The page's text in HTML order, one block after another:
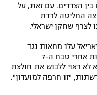
הצדדים. עם זאת, על
החליטה לרדת
לצרף שחקן ישראלי.
עלו מחאות נגד
סולומון, שכזכור, הגן על ישראל באדיקות אחרי טבח ה-7
לא ראוי ללבוש את חולצת
"זו חרפה למועדון".